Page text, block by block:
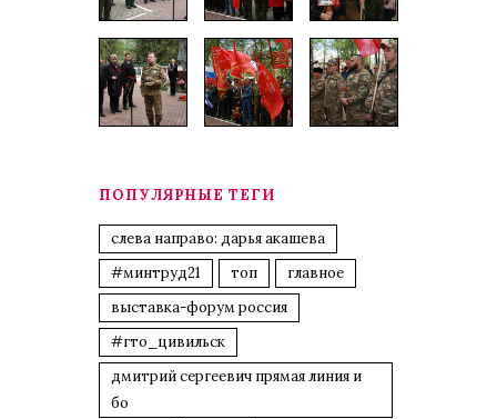
ПОПУЛЯРНЫЕ ТЕГИ
слева направо: дарья акашева
#минтруд21
топ
главное
выставка-форум россия
#гто_цивильск
дмитрий сергеевич прямая линия и
бо